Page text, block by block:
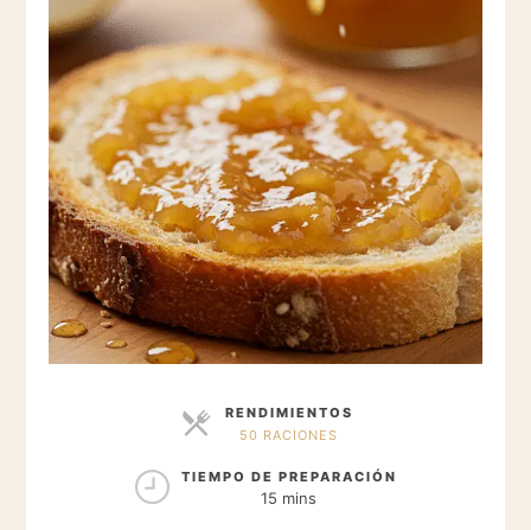
RENDIMIENTOS
50 RACIONES
TIEMPO DE PREPARACIÓN
15 mins